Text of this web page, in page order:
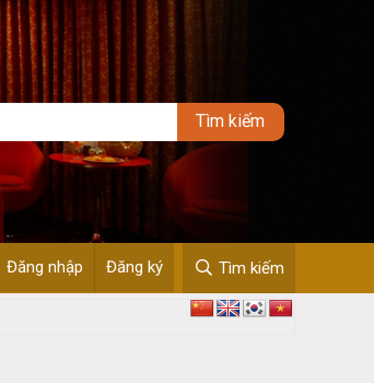
Đăng nhập Đăng ký Tìm kiếm